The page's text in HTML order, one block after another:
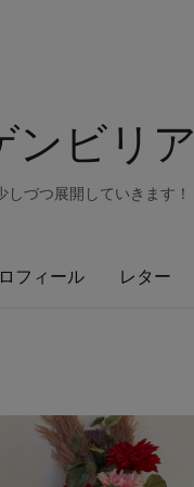
ンビリア
しづつ展開していきます！
フィール レター